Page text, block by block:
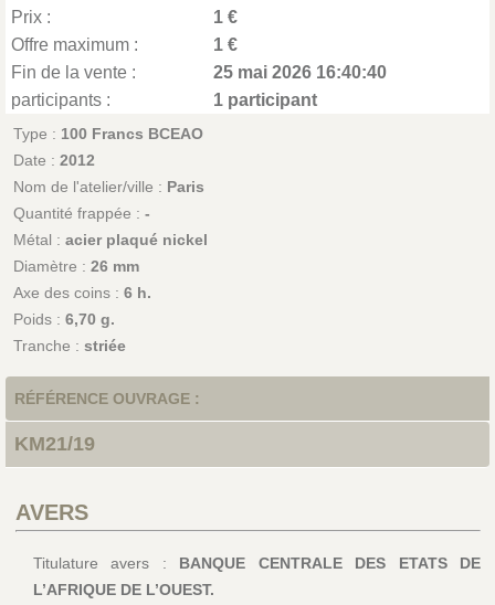
Prix :
1 €
Offre maximum :
1 €
Fin de la vente :
25 mai 2026 16:40:40
participants :
1 participant
Type : 100 Francs BCEAO
Date : 2012
Nom de l'atelier/ville : Paris
Quantité frappée : -
Métal : acier plaqué nickel
Diamètre : 26 mm
Axe des coins : 6 h.
Poids : 6,70 g.
Tranche : striée
RÉFÉRENCE OUVRAGE :
KM21/19
AVERS
Titulature avers : BANQUE CENTRALE DES ETATS DE
L’AFRIQUE DE L’OUEST.